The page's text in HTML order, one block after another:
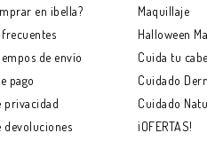
en ibella?
de envío
pago
privacidad
devoluciones
Maquillaje
Halloween
Cuida tu
Cuidado
Cuidado
¡OFERTAS!